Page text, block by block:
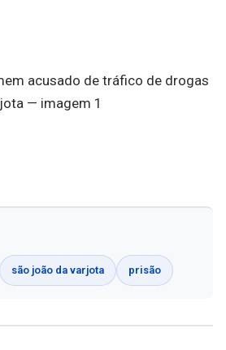
são joão da varjota prisão